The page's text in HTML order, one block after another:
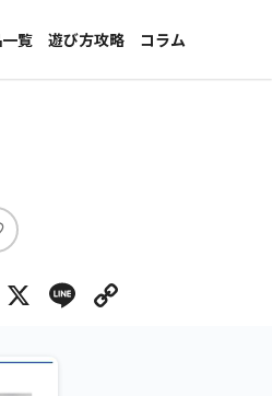
覧
品
遊び方攻略
コラム
インタビュー
ね
X Line